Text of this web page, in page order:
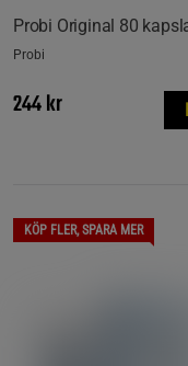
Probi Original 80
Probi
244 kr
KÖP FLER, SPARA MER